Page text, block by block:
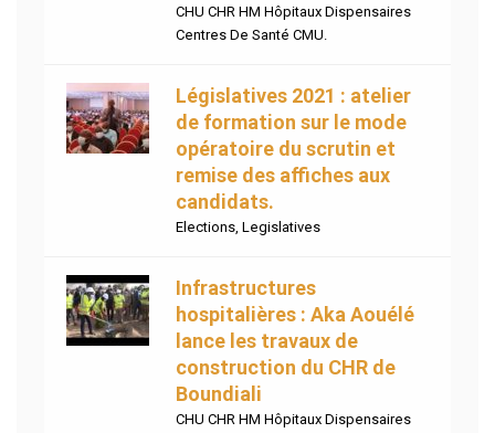
CHU CHR HM Hôpitaux Dispensaires
Centres De Santé CMU.
Législatives 2021 : atelier
de formation sur le mode
opératoire du scrutin et
remise des affiches aux
candidats.
Elections, Legislatives
Infrastructures
hospitalières : Aka Aouélé
lance les travaux de
construction du CHR de
Boundiali
CHU CHR HM Hôpitaux Dispensaires